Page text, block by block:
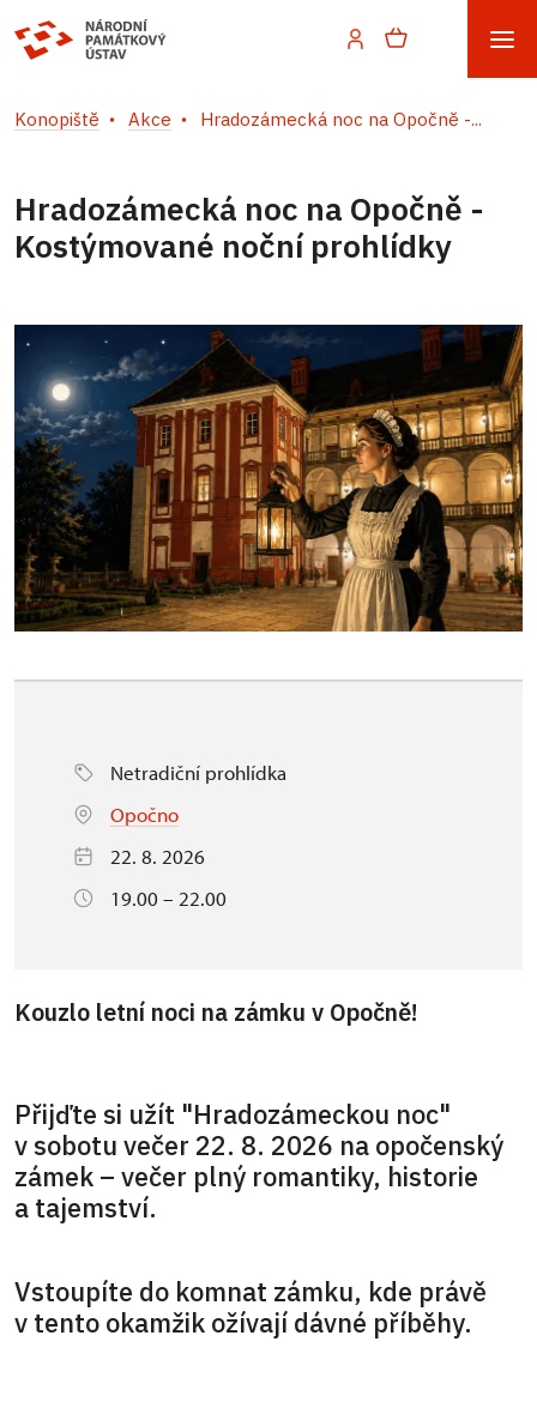
Konopiště Akce Hradozámecká noc na Opočně -...
Hradozámecká noc na Opočně -
Kostýmované noční prohlídky
Netradiční prohlídka
Opočno
22. 8. 2026
19.00 – 22.00
Kouzlo letní noci na zámku v Opočně!
Přijďte si užít "Hradozámeckou noc"
v sobotu večer 22. 8. 2026 na opočenský
zámek – večer plný romantiky, historie
a tajemství.
Vstoupíte do komnat zámku, kde právě
v tento okamžik ožívají dávné příběhy.